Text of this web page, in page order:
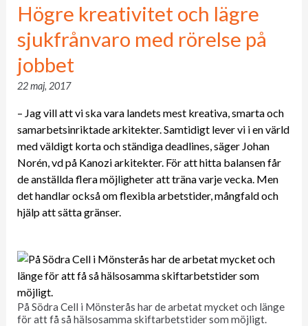
Högre kreativitet och lägre
sjukfrånvaro med rörelse på
jobbet
22 maj, 2017
– Jag vill att vi ska vara landets mest kreativa, smarta och
samarbetsinriktade arkitekter. Samtidigt lever vi i en värld
med väldigt korta och ständiga deadlines, säger Johan
Norén, vd på Kanozi arkitekter. För att hitta balansen får
de anställda flera möjligheter att träna varje vecka. Men
det handlar också om flexibla arbetstider, mångfald och
hjälp att sätta gränser.
På Södra Cell i Mönsterås har de arbetat mycket och länge
för att få så hälsosamma skiftarbetstider som möjligt.